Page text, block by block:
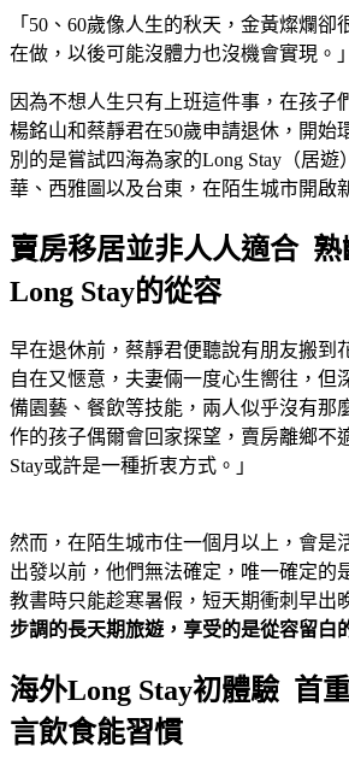
「50、60歲像人生的秋天，金黃燦爛
在做，以後可能沒體力也沒機會實現。」
因為不想人生只有上班這件事，在孩子
楊銘山和蔡靜君在50歲申請退休，開始
別的是嘗試四海為家的Long Stay（居遊
華、西雅圖以及台東，在陌生城市開啟
賣房移居並非人人適合
Long Stay的從容
早在退休前，蔡靜君便聽說有朋友搬到
自在又愜意，夫妻倆一度心生嚮往，但
備園藝、餐飲等技能，兩人似乎沒有那
作的孩子偶爾會回家探望，賣房離鄉不
Stay或許是一種折衷方式。」
然而，在陌生城市住一個月以上，會是
出發以前，他們無法確定，唯一確定的
教書時只能趁寒暑假，短天期衝刺早出
步調的長天期旅遊，享受的是從容留白
海外Long Stay初體驗 首
言飲食能習慣